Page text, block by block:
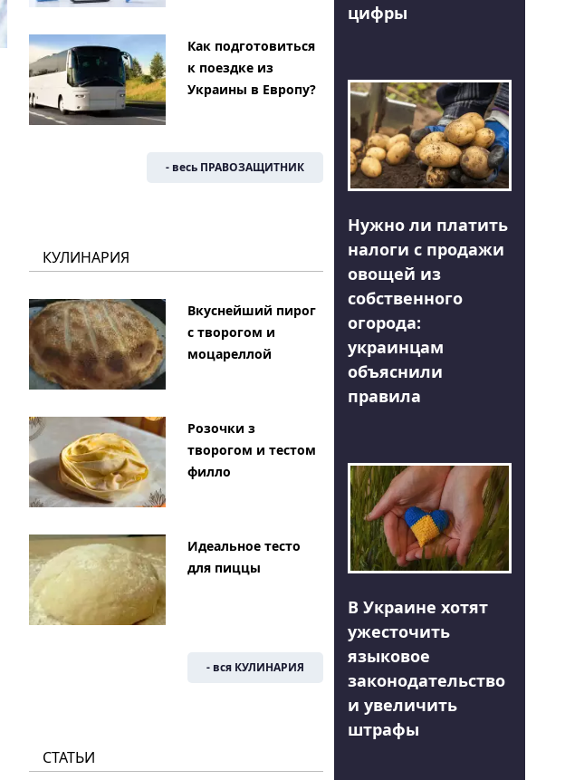
Как подготовиться
к поездке из
Украины в Европу?
- весь ПРАВОЗАЩИТНИК
КУЛИНАРИЯ
Вкуснейший пирог
с творогом и
моцареллой
Розочки з
творогом и тестом
филло
Идеальное тесто
для пиццы
- вся КУЛИНАРИЯ
СТАТЬИ
цифры
Нужно ли платить
налоги с продажи
овощей из
собственного
огорода:
украинцам
объяснили
правила
В Украине хотят
ужесточить
языковое
законодательство
и увеличить
штрафы